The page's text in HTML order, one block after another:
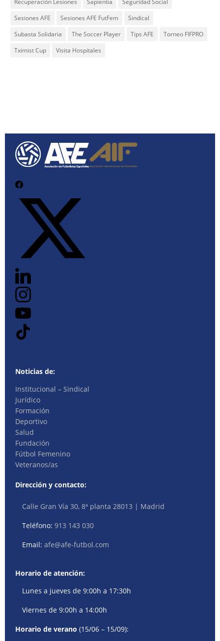
Sesiones AFE
Sesiones AFE FutFem
Sindical
Subasta Solidaria
The Soccer Player Tips AFE
Torneo FIFPRO
Tximist Cup
Visita Hospitales
Noticias de:
Institucional – Sindical
Jurídico
Formación
Deportivo
Salud
Fundación
Fútbol Femenino
Veteranos/as
Dirección y contacto:
Calle Gran Vía 30, 8ª planta 28013 | Madrid
Teléfono:913 143 030
Email:afe@afe-futbol.com
Horario de atención:
Lunes a jueves de 9:00h a 17:30h
Viernes de 9:00h a 14:00h
Horario de verano (15/06 – 15/09):